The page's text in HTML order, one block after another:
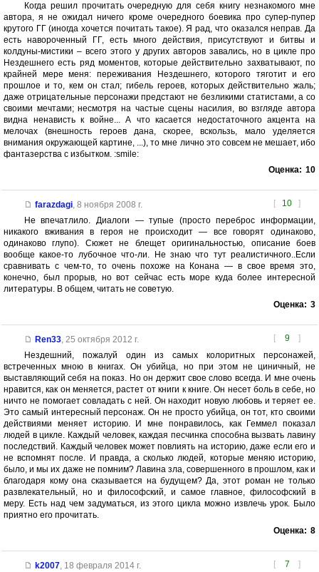
Когда решил прочитать очередную для себя книгу незнакомого мне
автора, я не ожидал ничего кроме очередного боевика про супер-пупер
крутого ГГ (иногда хочется почитать такое). Я рад, что оказался неправ. Да
есть навороченный ГГ, есть много действия, присутствуют и битвы и
колдуны-мистики – всего этого у других авторов завались, но в цикле про
Нездешнего есть ряд моментов, которые действительно захватывают, по
крайней мере меня: переживания Нездешнего, которого тяготит и его
прошлое и то, кем он стал; гибель героев, которых действительно жаль;
даже отрицательные персонажи предстают не безликими статистами, а со
своими мечтами; несмотря на частые сцены насилия, во взгляде автора
видна ненависть к войне... А что касается недостаточного акцента на
мелочах (внешность героев дана, скорее, вскользь, мало уделяется
внимания окружающей картине, ...), то мне лично это совсем не мешает, ибо
фантазерства с избытком. :smile:
Оценка: 10
[ 10 ]
farazdagi, 8 ноября 2008 г.
Не впечатлило. Диалоги — тупые (просто переброс информации,
никакого вживания в героя не происходит — все говорят одинаково,
одинаково глупо). Сюжет не блещет оригинальностью, описание боев
вообще какое-то лубочное что-ли. Не знаю что тут реалистичного..Если
сравнивать с чем-то, то очень похоже на Конана — в свое время это,
конечно, был прорыв, но вот сейчас есть море куда более интересной
литературы. В общем, читать не советую.
Оценка: 3
[ 9 ]
Ren33, 25 октября 2012 г.
Нездешний, пожалуй один из самых колоритных персонажей,
встреченных мною в книгах. Он убийца, но при этом не циничный, не
выставляющий себя на показ. Но он держит свое слово всегда. И мне очень
нравится, как он меняется, растет от книги к книге. Он несет боль в себе, но
ничто не помогает совладать с ней. Он находит новую любовь и теряет ее.
Это самый интересный персонаж. Он не просто убийца, он тот, кто своими
действиями меняет историю. И мне понравилось, как Геммел показал
людей в цикле. Каждый человек, каждая песчинка способна вызвать лавину
последствий. Каждый человек может повлиять на историю, даже если его и
не вспомнят после. И правда, а сколько людей, которые меняю историю,
было, и мы их даже не помним? Лавина зла, совершенного в прошлом, как и
благодаря кому она сказывается на будущем? Да, этот роман не только
развлекательный, но и философский, и самое главное, философский в
меру. Есть над чем задуматься, из этого цикла можно извлечь урок. Было
приятно его прочитать.
Оценка: 8
[ 7 ]
k2007, 18 февраля 2014 г.